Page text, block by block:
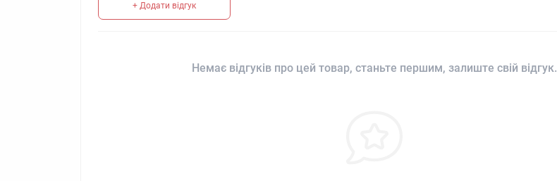
+ Додати відгук
Немає відгуків про цей товар, станьте першим, залиште свій відгук.